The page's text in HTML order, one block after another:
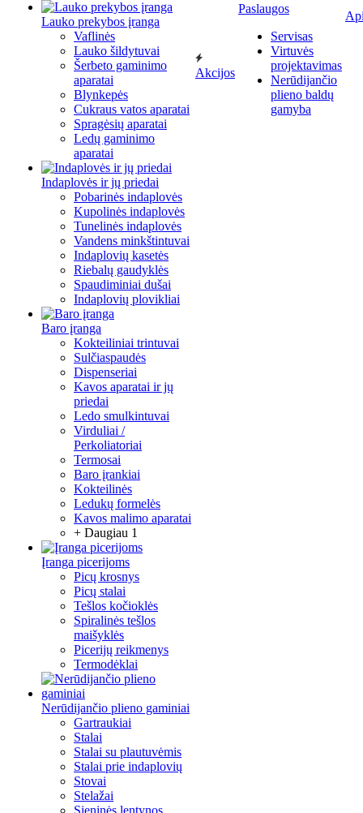
Lauko prekybos įranga
Vaflinės
Lauko šildytuvai
Šerbeto gaminimo
aparatai
Blynkepės
Cukraus vatos aparatai
Spragėsių aparatai
Ledų gaminimo
aparatai
Indaplovės ir jų priedai
Pobarinės indaplovės
Kupolinės indaplovės
Tunelinės indaplovės
Vandens minkštintuvai
Indaplovių kasetės
Riebalų gaudyklės
Spaudiminiai dušai
Indaplovių plovikliai
Baro įranga
Kokteiliniai trintuvai
Sulčiaspaudės
Dispenseriai
Kavos aparatai ir jų
priedai
Ledo smulkintuvai
Virduliai /
Perkoliatoriai
Termosai
Baro įrankiai
Kokteilinės
Ledukų formelės
Kavos malimo aparatai
+ Daugiau 1
Įranga picerijoms
Picų krosnys
Picų stalai
Tešlos kočioklės
Spiralinės tešlos
maišyklės
Picerijų reikmenys
Termodėklai
Nerūdijančio plieno gaminiai
Gartraukiai
Stalai
Stalai su plautuvėmis
Stalai prie indaplovių
Stovai
Stelažai
Sieninės lentynos
Akcijos
Paslaugos
Servisas
Virtuvės
projektavimas
Nerūdijančio
plieno baldų
gamyba